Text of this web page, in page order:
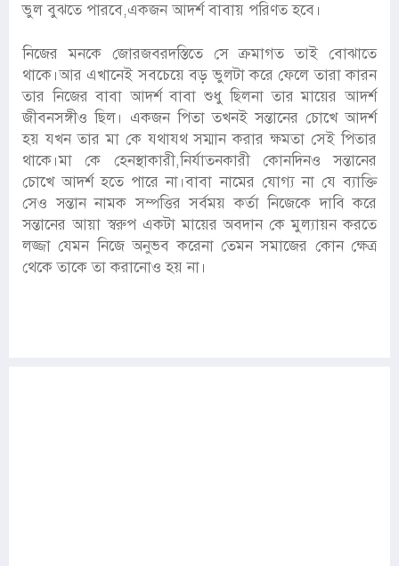
ভুল বুঝতে পারবে,একজন আদর্শ বাবায় পরিণত হবে।
নিজের মনকে জোরজবরদস্তিতে সে ক্রমাগত তাই বোঝাতে
থাকে।আর এখানেই সবচেয়ে বড় ভুলটা করে ফেলে তারা কারন
তার নিজের বাবা আদর্শ বাবা শুধু ছিলনা তার মায়ের আদর্শ
জীবনসঙ্গীও ছিল। একজন পিতা তখনই সন্তানের চোখে আদর্শ
হয় যখন তার মা কে যথাযথ সম্মান করার ক্ষমতা সেই পিতার
থাকে।মা কে হেনস্থাকারী,নির্যাতনকারী কোনদিনও সন্তানের
চোখে আদর্শ হতে পারে না।বাবা নামের যোগ্য না যে ব্যাক্তি
সেও সন্তান নামক সম্পত্তির সর্বময় কর্তা নিজেকে দাবি করে
সন্তানের আয়া স্বরুপ একটা মায়ের অবদান কে মুল্যায়ন করতে
লজ্জা যেমন নিজে অনুভব করেনা তেমন সমাজের কোন ক্ষেত্র
থেকে তাকে তা করানোও হয় না।